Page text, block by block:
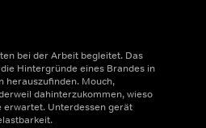
bei der Arbeit begleitet. Das
Hintergründe eines Brandes in
herauszufinden. Mouch,
dahinterzukommen, wieso
erwartet. Unterdessen gerät